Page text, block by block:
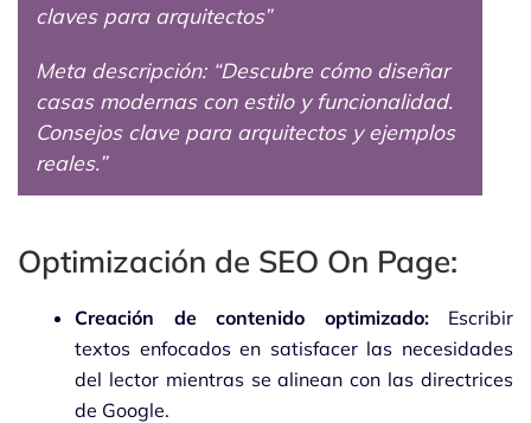
claves para arquitectos”
Meta descripción: “Descubre cómo diseñar
casas modernas con estilo y funcionalidad.
Consejos clave para arquitectos y ejemplos
reales.”
Optimización de SEO On Page:
Creación de contenido optimizado:Escribir
textos enfocados en satisfacer las necesidades
del lector mientras se alinean con las directrices
de Google.